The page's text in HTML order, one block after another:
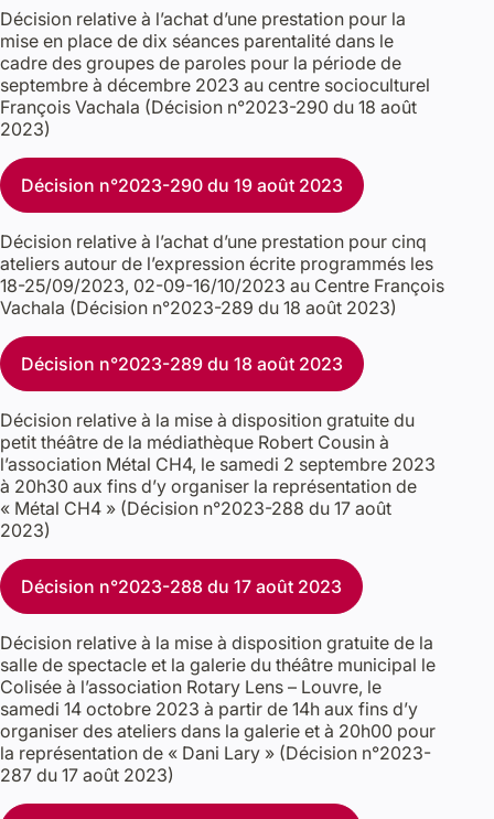
Décision relative à l’achat d’une prestation pour la
mise en place de dix séances parentalité dans le
cadre des groupes de paroles pour la période de
septembre à décembre 2023 au centre socioculturel
François Vachala (Décision n°2023-290 du 18 août
2023)
Décision n°2023-290 du 19 août 2023
Décision relative à l’achat d’une prestation pour cinq
ateliers autour de l’expression écrite programmés les
18-25/09/2023, 02-09-16/10/2023 au Centre François
Vachala (Décision n°2023-289 du 18 août 2023)
Décision n°2023-289 du 18 août 2023
Décision relative à la mise à disposition gratuite du
petit théâtre de la médiathèque Robert Cousin à
l’association Métal CH4, le samedi 2 septembre 2023
à 20h30 aux fins d’y organiser la représentation de
« Métal CH4 » (Décision n°2023-288 du 17 août
2023)
Décision n°2023-288 du 17 août 2023
Décision relative à la mise à disposition gratuite de la
salle de spectacle et la galerie du théâtre municipal le
Colisée à l’association Rotary Lens – Louvre, le
samedi 14 octobre 2023 à partir de 14h aux fins d’y
organiser des ateliers dans la galerie et à 20h00 pour
la représentation de « Dani Lary » (Décision n°2023-
287 du 17 août 2023)